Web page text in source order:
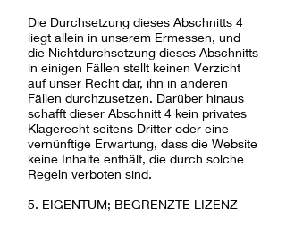
Die Durchsetzung dieses Abschnitts 4
liegt allein in unserem Ermessen, und
die Nichtdurchsetzung dieses Abschnitts
in einigen Fällen stellt keinen Verzicht
auf unser Recht dar, ihn in anderen
Fällen durchzusetzen. Darüber hinaus
schafft dieser Abschnitt 4 kein privates
Klagerecht seitens Dritter oder eine
vernünftige Erwartung, dass die Website
keine Inhalte enthält, die durch solche
Regeln verboten sind.
5. EIGENTUM; BEGRENZTE LIZENZ